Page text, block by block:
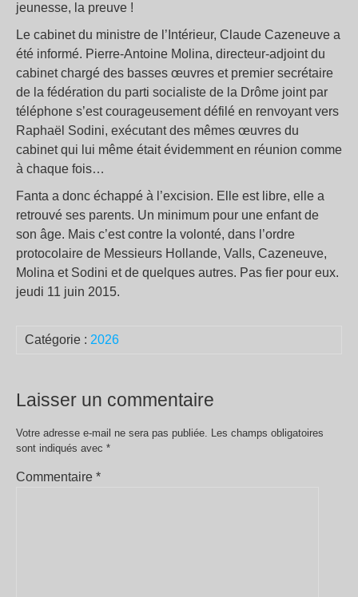
jeunesse, la preuve !
Le cabinet du ministre de l’Intérieur, Claude Cazeneuve a
été informé. Pierre-Antoine Molina, directeur-adjoint du
cabinet chargé des basses œuvres et premier secrétaire
de la fédération du parti socialiste de la Drôme joint par
téléphone s’est courageusement défilé en renvoyant vers
Raphaël Sodini, exécutant des mêmes œuvres du
cabinet qui lui même était évidemment en réunion comme
à chaque fois…
Fanta a donc échappé à l’excision. Elle est libre, elle a
retrouvé ses parents. Un minimum pour une enfant de
son âge. Mais c’est contre la volonté, dans l’ordre
protocolaire de Messieurs Hollande, Valls, Cazeneuve,
Molina et Sodini et de quelques autres. Pas fier pour eux.
jeudi 11 juin 2015.
Catégorie : 2026
Laisser un commentaire
Votre adresse e-mail ne sera pas publiée. Les champs obligatoires
sont indiqués avec *
Commentaire *